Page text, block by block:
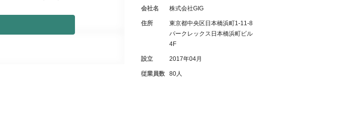
会社名 株式会社GIG
住所
東京都中央区日本橋浜町1-11-8
パークレックス日本橋浜町ビル
4F
設立 2017年04月
従業員数 80人